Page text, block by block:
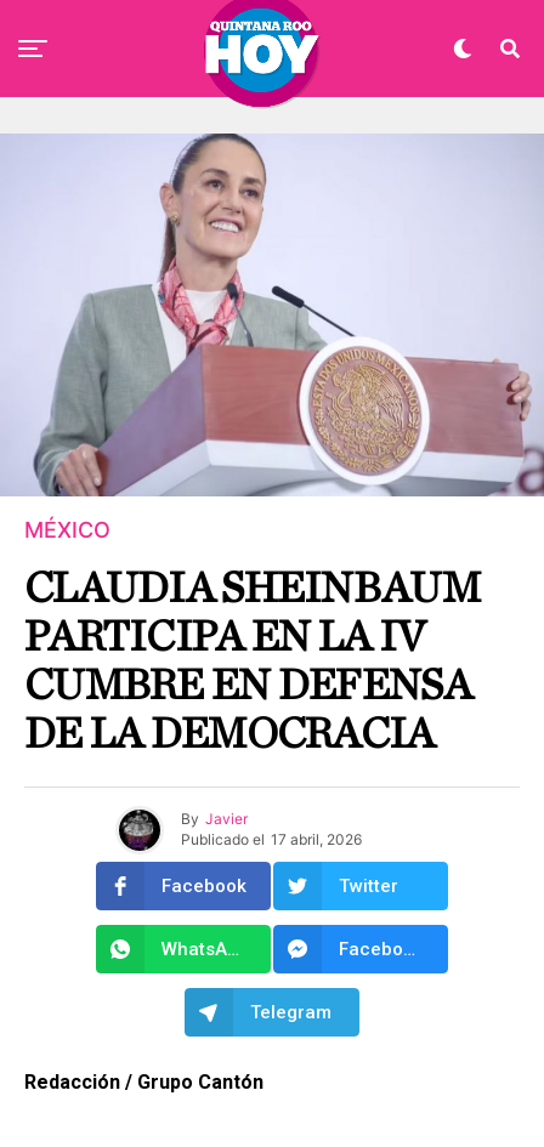
MÉXICO
CLAUDIA SHEINBAUM
PARTICIPA EN LA IV
CUMBRE EN DEFENSA
DE LA DEMOCRACIA
By Javier
Publicado el 17 abril, 2026
Facebook Twitter
WhatsApp Facebook Messenger
Telegram
Redacción / Grupo Cantón